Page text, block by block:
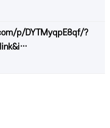
p/DYTMyqpE8qf/?